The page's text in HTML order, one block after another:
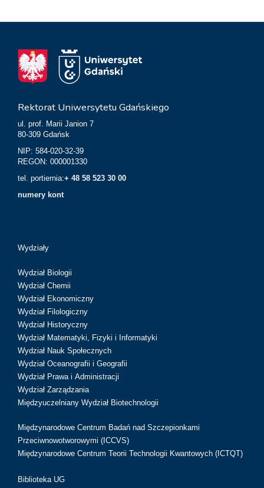
Rektorat Uniwersytetu Gdańskiego
ul. prof. Marii Janion 7
80-309 Gdańsk
NIP: 584-020-32-39
REGON: 000001330
tel. portiernia:+ 48 58 523 30 00
numery kont
Wydziały
Wydział Biologii
Wydział Chemii
Wydział Ekonomiczny
Wydział Filologiczny
Wydział Historyczny
Wydział Matematyki, Fizyki i Informatyki
Wydział Nauk Społecznych
Wydział Oceanografii i Geografii
Wydział Prawa i Administracji
Wydział Zarządzania
Międzyuczelniany Wydział Biotechnologii
Międzynarodowe Centrum Badań nad Szczepionkami
Przeciwnowotworowymi (ICCVS)
Międzynarodowe Centrum Teorii Technologii Kwantowych (ICTQT)
Biblioteka UG